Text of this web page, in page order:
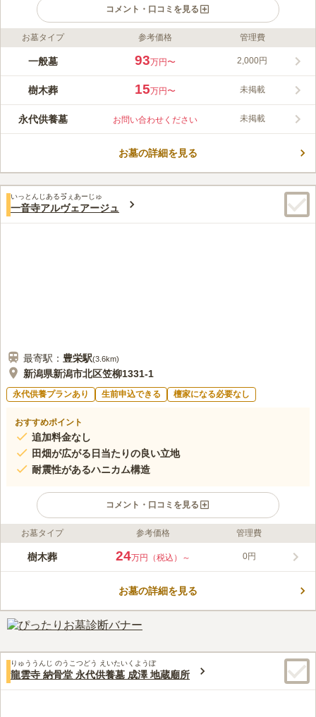
コメント・口コミを見る
ライフドット編集部のコメント
佐渡市市野沢にある一般墓と樹木葬の複合型霊園です。樹木葬は
永代供養と充実した内容が揃っています。宗旨・宗派・国籍不問
で継承者も不要なため、さまざまな事情の方が利用しやすい環境
魅力です。
お墓タイプ 参考価格 管理費
一般墓 93万円〜 2,000円
樹木葬 15万円〜 未掲載
永代供養墓 お問い合わせください 未掲載
お墓の詳細を見る
いっとんじあるゔぇあーじゅ
一音寺アルヴェアージュ
最寄駅： 豊栄駅(3.6km)
新潟県新潟市北区笠柳1331-1
永代供養プランあり 生前申込できる 檀家になる必要なし
おすすめポイント
追加料金なし
田畑が広がる日当たりの良い立地
耐震性があるハニカム構造
コメント・口コミを見る
ライフドット編集部のコメント
新発田川のすぐ近く、田畑に囲まれた静かな場所にある樹木葬墓
「Locca」は九谷焼で作られており、一人一人個別に埋葬される
まいの必要がない永代供養のお墓なので、継承者がいなくてもお
墓を持つことができます。なお、一音寺は新発田川を渡った反対
口コミ評価
お墓タイプ 参考価格 管理費
樹木葬 24万円（税込）～ 0円
お墓の詳細を見る
りゅううんじ のうこつどう えいたいくようぼ
龍雲寺 納骨堂 永代供養墓 成澤 地蔵廟所